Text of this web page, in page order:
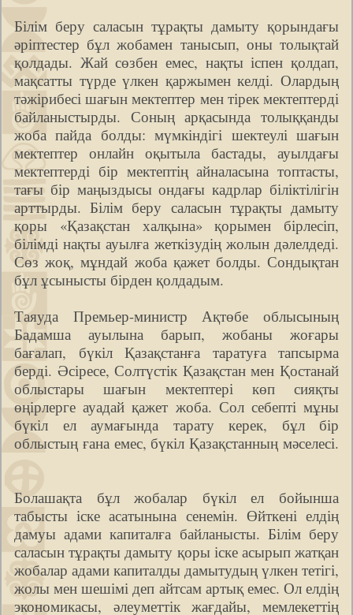
Білім беру саласын тұрақты дамыту қорындағы
әріптестер бұл жобамен танысып, оны толықтай
қолдады. Жай сөзбен емес, нақты іспен қолдап,
мақсатты түрде үлкен қаржымен келді. Олардың
тәжірибесі шағын мектептер мен тірек мектептерді
байланыстырды. Соның арқасында толыққанды
жоба пайда болды: мүмкіндігі шектеулі шағын
мектептер онлайн оқытыла бастады, ауылдағы
мектептерді бір мектептің айналасына топтасты,
тағы бір маңыздысы ондағы кадрлар біліктілігін
арттырды. Білім беру саласын тұрақты дамыту
қоры «Қазақстан халқына» қорымен бірлесіп,
білімді нақты ауылға жеткізудің жолын дәлелдеді.
Сөз жоқ, мұндай жоба қажет болды. Сондықтан
бұл ұсынысты бірден қолдадым.
Таяуда Премьер-министр Ақтөбе облысының
Бадамша ауылына барып, жобаны жоғары
бағалап, бүкіл Қазақстанға таратуға тапсырма
берді. Әсіресе, Солтүстік Қазақстан мен Қостанай
облыстары шағын мектептері көп сияқты
өңірлерге ауадай қажет жоба. Сол себепті мұны
бүкіл ел аумағында тарату керек, бұл бір
облыстың ғана емес, бүкіл Қазақстанның мәселесі.
Болашақта бұл жобалар бүкіл ел бойынша
табысты іске асатынына сенемін. Өйткені елдің
дамуы адами капиталға байланысты. Білім беру
саласын тұрақты дамыту қоры іске асырып жатқан
жобалар адами капиталды дамытудың үлкен тетігі,
жолы мен шешімі деп айтсам артық емес. Ол елдің
экономикасы, әлеуметтік жағдайы, мемлекеттің